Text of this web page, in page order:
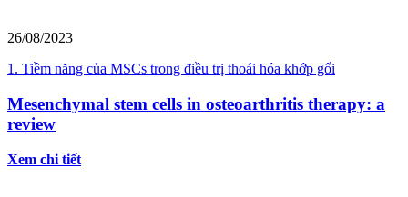
26/08/2023
1. Tiềm năng của MSCs trong điều trị thoái hóa khớp gối
Mesenchymal stem cells in osteoarthritis therapy: a
review
Xem chi tiết